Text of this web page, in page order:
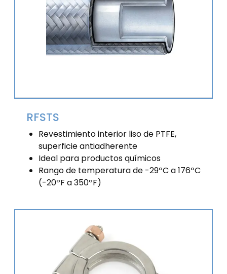
RFSTS
Revestimiento interior liso de PTFE,
superficie antiadherente
Ideal para productos químicos
Rango de temperatura de -29ºC a 176ºC
(-20ºF a 350ºF)